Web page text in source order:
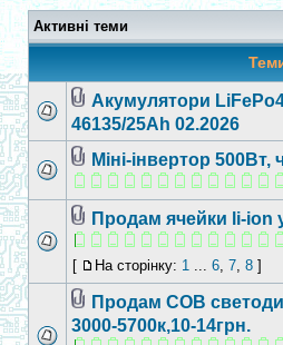
Активні теми
Акумулятори
46135/25Ah 02.2026
Міні-інвертор
Продам ячейки li-ion
[
На сторінку: 1 ... 6, 7, 8 ]
Продам COB
3000-5700к,10-14грн.